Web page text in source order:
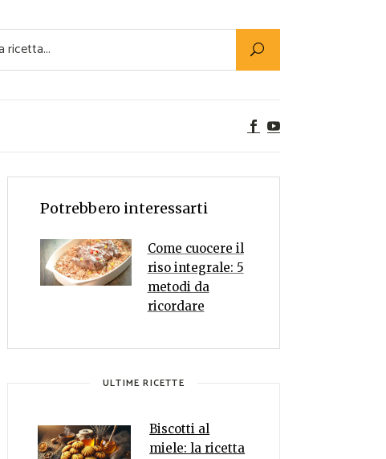
Utility
Super Alimenti
Vegetariane
Rumors
Potrebbero interessarti
Come cuocere il
riso integrale: 5
metodi da
ricordare
ULTIME RICETTE
Biscotti al
miele: la ricetta